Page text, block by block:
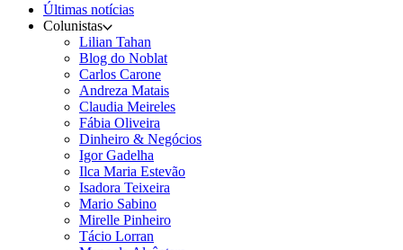
Últimas notícias
Colunistas
Lilian Tahan
Blog do Noblat
Carlos Carone
Andreza Matais
Claudia Meireles
Fábia Oliveira
Dinheiro & Negócios
Igor Gadelha
Ilca Maria Estevão
Isadora Teixeira
Mario Sabino
Mirelle Pinheiro
Tácio Lorran